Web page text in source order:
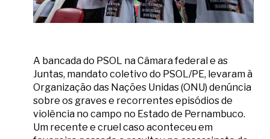
A bancada do PSOL na Câmara federal e as
Juntas, mandato coletivo do PSOL/PE, levaram à
Organização das Nações Unidas (ONU) denúncia
sobre os graves e recorrentes episódios de
violência no campo no Estado de Pernambuco.
Um recente e cruel caso aconteceu em